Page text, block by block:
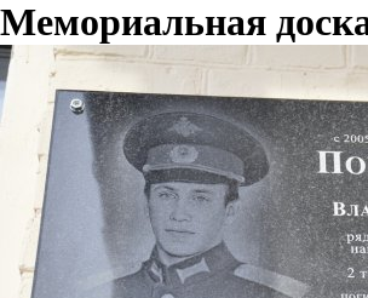
Мемориальная